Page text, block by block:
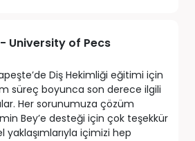
University of Pecs
Diş Hekimliği eğitimi için
süreç boyunca son derece ilgili
Her sorunumuza çözüm
Bey’e desteği için çok teşekkür
içimizi hep